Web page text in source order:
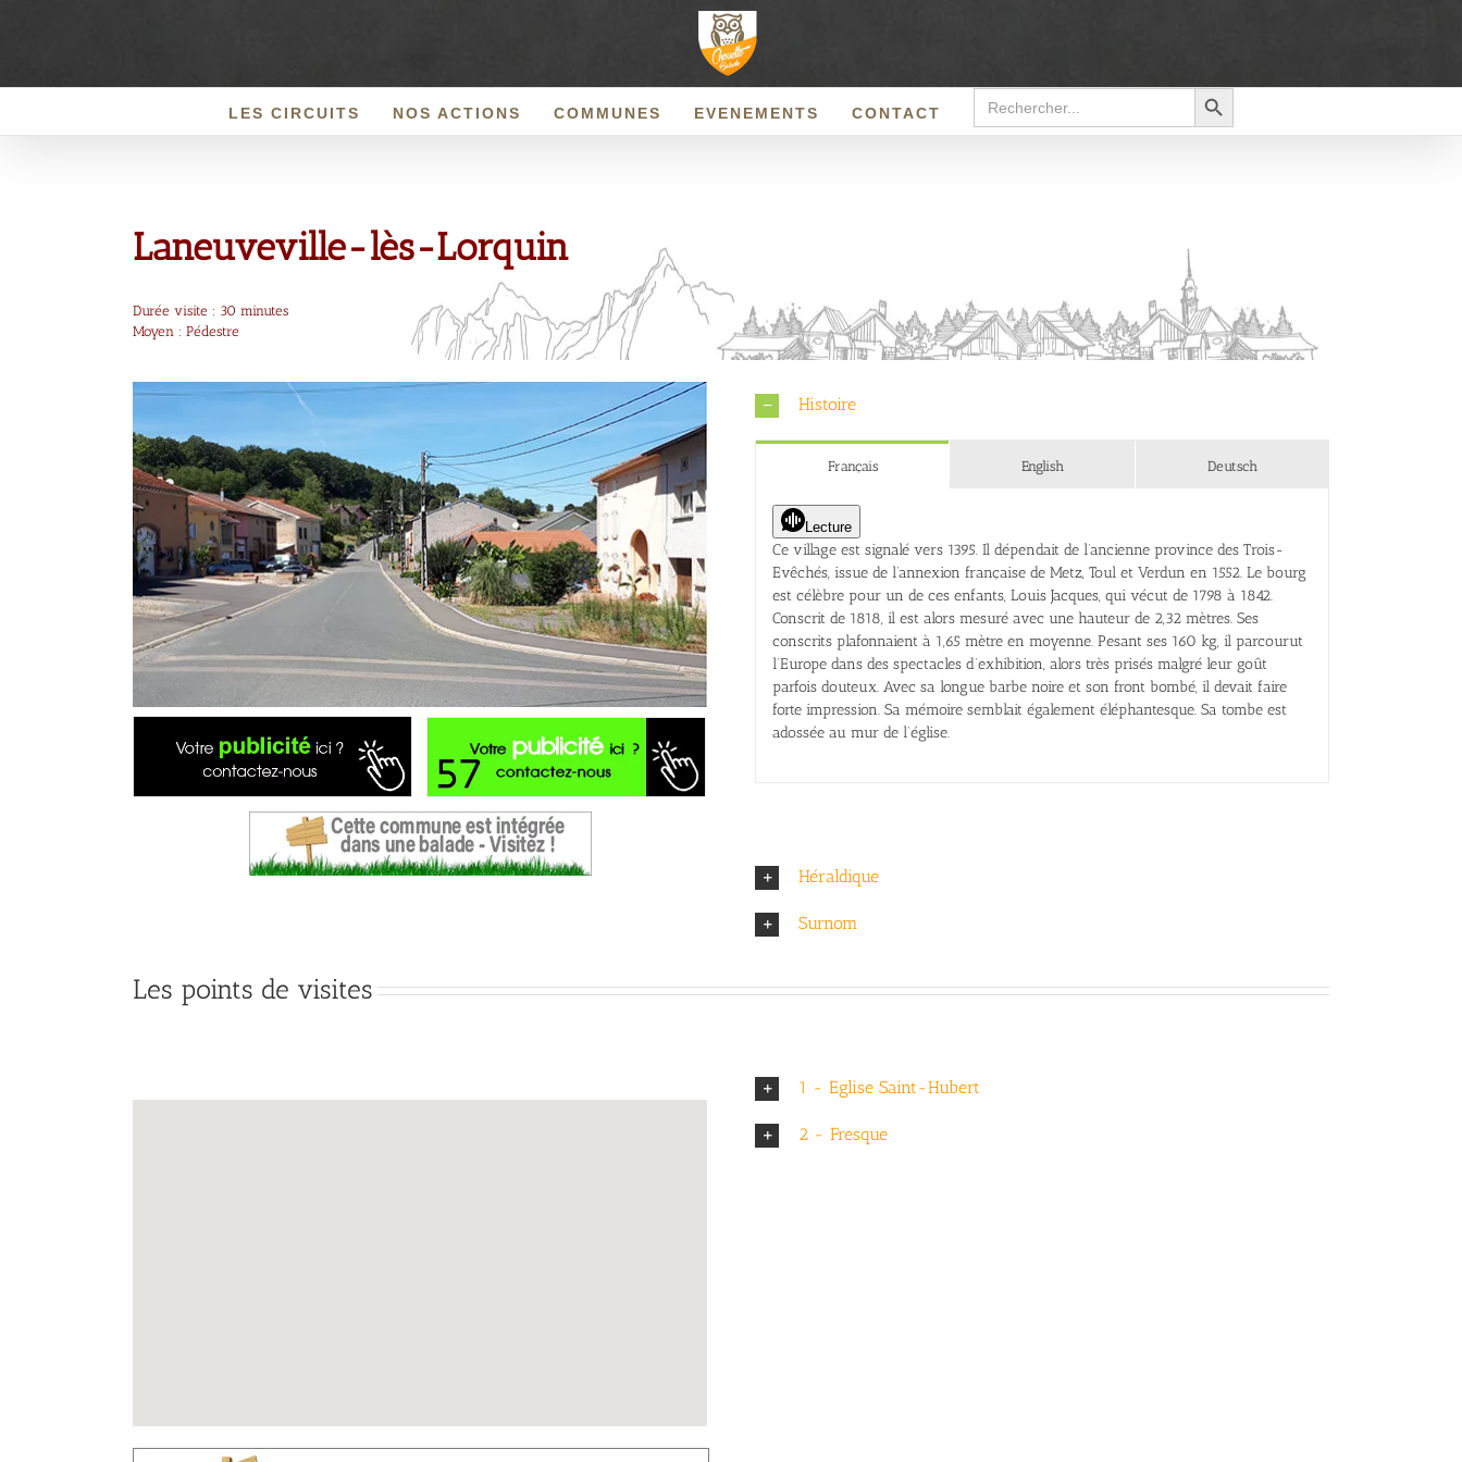
LES CIRCUITS NOS ACTIONS COMMUNES EVENEMENTS CONTACT
Search
for:
Search Button
Laneuveville-lès-Lorquin
Durée visite : 30 minutes
Moyen : Pédestre
Histoire
Français English Deutsch
Lecture
Ce village est signalé vers 1395. Il dépendait de l’ancienne province des Trois-
Evêchés, issue de l’annexion française de Metz, Toul et Verdun en 1552. Le bourg
est célèbre pour un de ces enfants, Louis Jacques, qui vécut de 1798 à 1842.
Conscrit de 1818, il est alors mesuré avec une hauteur de 2,32 mètres. Ses
conscrits plafonnaient à 1,65 mètre en moyenne. Pesant ses 160 kg, il parcourut
l’Europe dans des spectacles d’exhibition, alors très prisés malgré leur goût
parfois douteux. Avec sa longue barbe noire et son front bombé, il devait faire
forte impression. Sa mémoire semblait également éléphantesque. Sa tombe est
adossée au mur de l’église.
Héraldique
Surnom
Les points de visites
1 - Eglise Saint-Hubert
2 - Fresque